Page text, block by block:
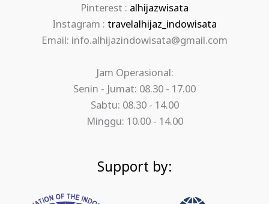
Pinterest : alhijazwisata
Instagram : travelalhijaz_indowisata
Email: info.alhijazindowisata@gmail.com
Jam Operasional:
Senin - Jumat: 08.30 - 17.00
Sabtu: 08.30 - 14.00
Minggu: 10.00 - 14.00
Support by: